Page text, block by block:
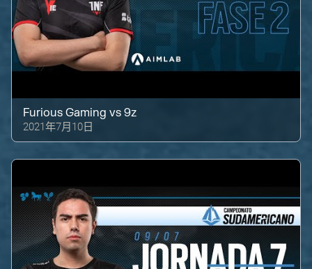
Furious Gaming vs9z
2021年7月10日